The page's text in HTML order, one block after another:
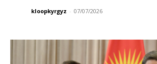
kloopkyrgyz - 07/07/2026